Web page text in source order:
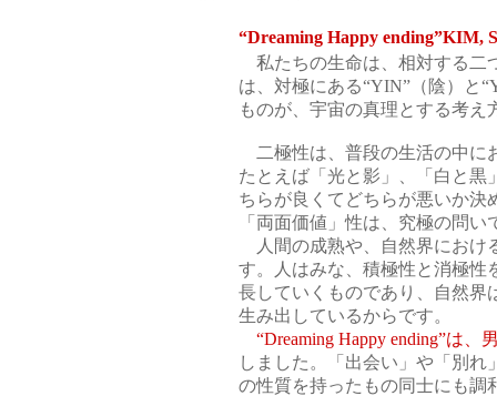
“Dreaming Happy ending”KIM,
私たちの生命は、相対する二
は、対極にある“YIN”（陰）と
ものが、宇宙の真理とする考え
二極性は、普段の生活の中に
たとえば「光と影」、「白と黒
ちらが良くてどちらが悪いか決
「両面価値」性は、究極の問
人間の成熟や、自然界におけ
す。人はみな、積極性と消極性
長していくものであり、自然界
生み出しているからです。
“Dreaming Happy ending”は
しました。「出会い」や「別
の性質を持ったもの同士にも調